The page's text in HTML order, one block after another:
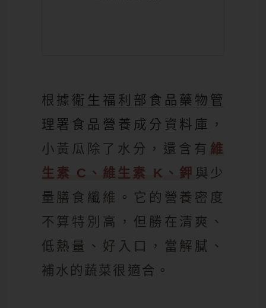
根據 衛生福利部食品藥物管
理署食品營養成分資料庫 ，
小黃瓜除了水分，還含有 維
生素 C、維生素 K、鉀 與少
量膳食纖維。它的營養密度
不算特別高，但勝在清爽、
低熱量、好入口，當解膩、
補水的蔬菜很適合。